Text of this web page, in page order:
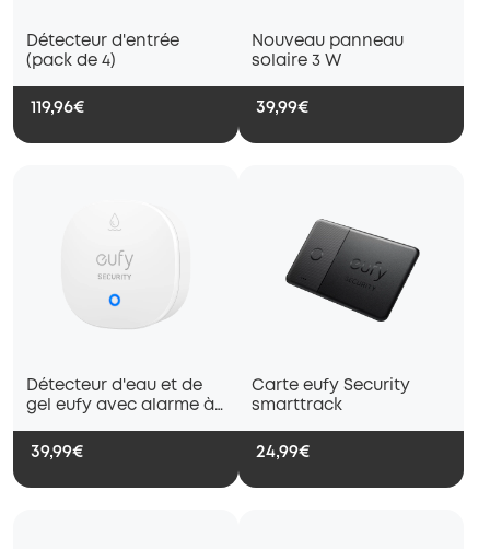
Détecteur d'entrée
(pack de 4)
119,96€
Nouveau panneau
solaire 3 W
39,99€
Détecteur d'eau et de
gel eufy avec alarme à
39,99€
Carte eufy Security
smarttrack
24,99€